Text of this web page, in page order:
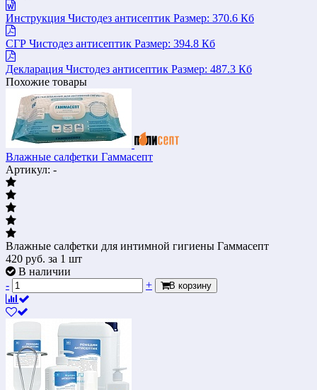
Инструкция Чистодез антисептик Размер: 370.6 Кб
СГР Чистодез антисептик Размер: 394.8 Кб
Декларация Чистодез антисептик Размер: 487.3 Кб
Похожие товары
Влажные салфетки Гаммасепт
Артикул: -
Влажные салфетки для интимной гигиены Гаммасепт
420 руб. за 1 шт
В наличии
-
+ В корзину